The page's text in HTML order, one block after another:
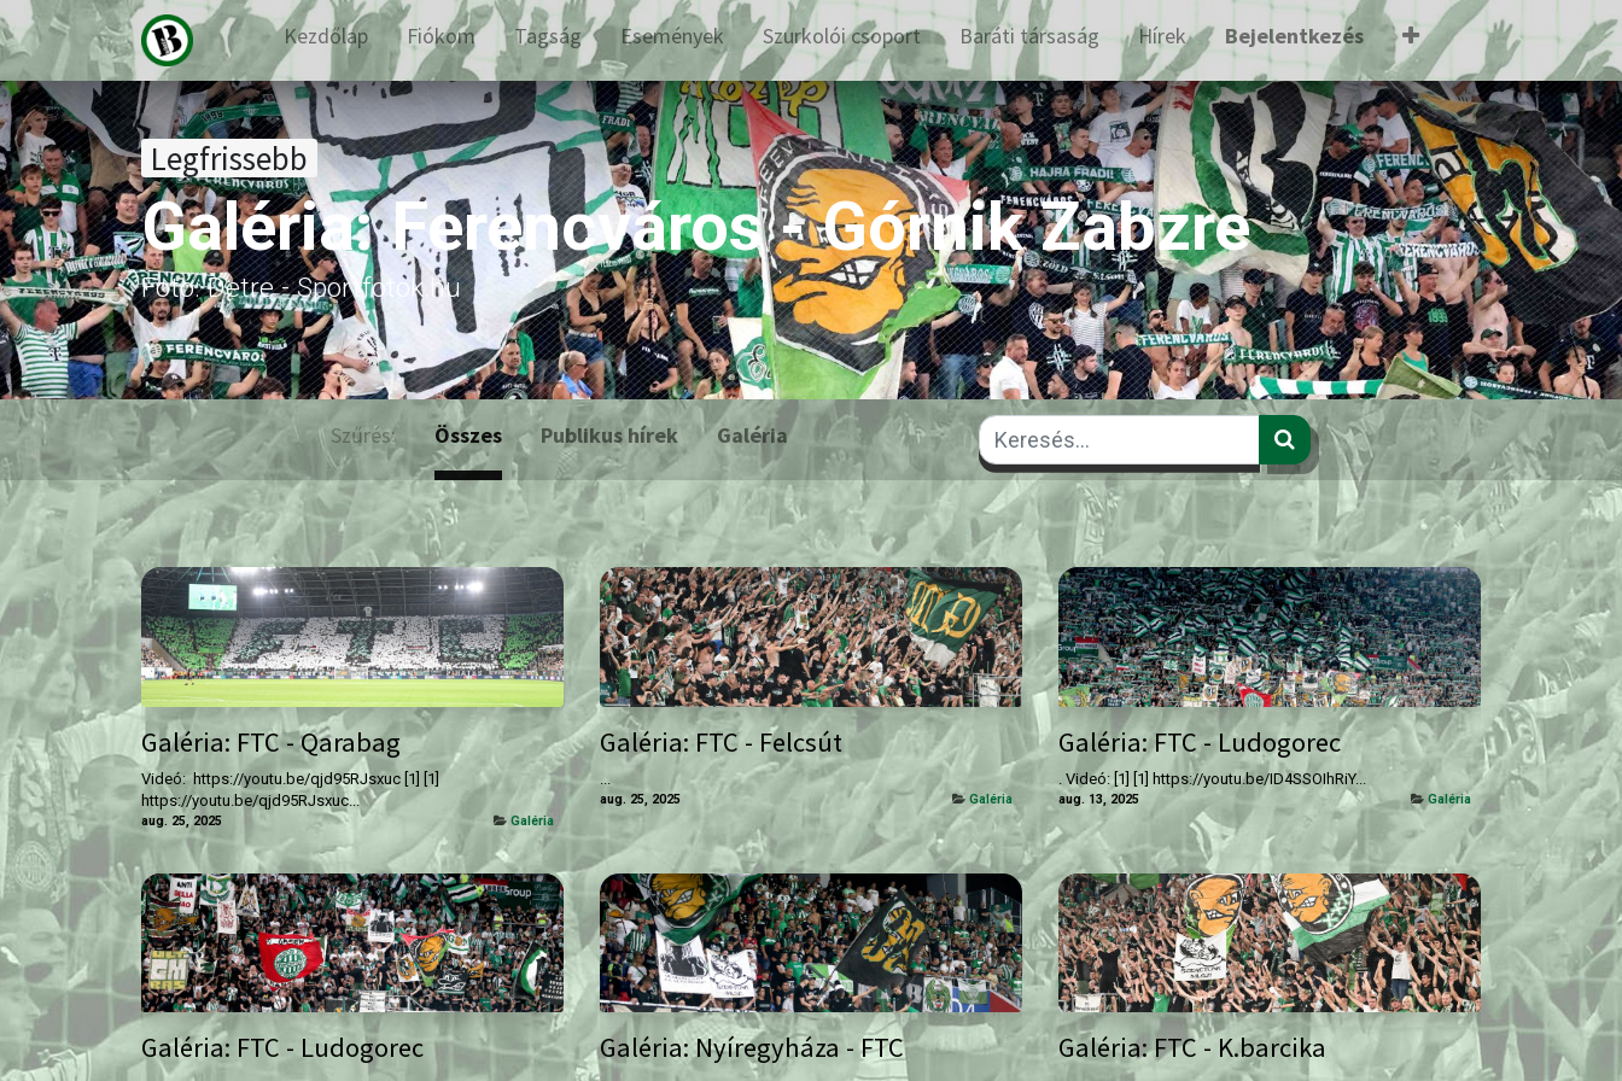
Kezdőlap Fiókom Tagság Események Szurkolói csoport Baráti társaság Hírek Bejelentkezés
Legfrissebb
Galéria: Ferencváros - Górnik Zabzre
Fotó: Detre - Sportfotok.hu
Szűrés: Összes Publikus hírek Galéria
Galéria: FTC - Qarabag
Videó: https://youtu.be/qjd95RJsxuc [1] [1]
https://youtu.be/qjd95RJsxuc...
aug. 25, 2025 Galéria
Galéria: FTC - Felcsút
aug. 25, 2025 Galéria
Galéria: FTC - Ludogorec
. Videó: [1] [1] https://youtu.be/ID4SSOIhRiY...
aug. 13, 2025 Galéria
Galéria: FTC - Ludogorec Galéria: Nyíregyháza - FTC Galéria: FTC - K.barcika